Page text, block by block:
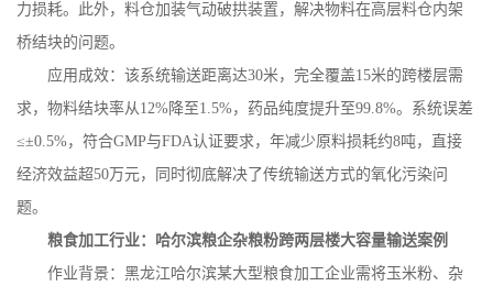
力损耗。此外，料仓加装气动破拱装置，解决物料在高层料仓内架
桥结块的问题。
应用成效：该系统输送距离达30米，完全覆盖15米的跨楼层需
求，物料结块率从12%降至1.5%，药品纯度提升至99.8%。系统误差
≤±0.5%，符合GMP与FDA认证要求，年减少原料损耗约8吨，直接
经济效益超50万元，同时彻底解决了传统输送方式的氧化污染问
题。
粮食加工行业：哈尔滨粮企杂粮粉跨两层楼大容量输送案例
作业背景：黑龙江哈尔滨某大型粮食加工企业需将玉米粉、杂